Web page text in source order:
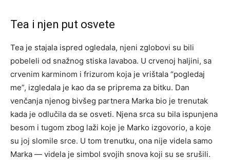
Tea i njen put osvete
Tea je stajala ispred ogledala, njeni zglobovi su bili
pobeleli od snažnog stiska lavaboa. U crvenoj haljini, sa
crvenim karminom i frizurom koja je vrištala “pogledaj
me”, izgledala je kao da se priprema za bitku. Dan
venčanja njenog bivšeg partnera Marka bio je trenutak
kada je odlučila da se osveti. Njena srca su bila ispunjena
besom i tugom zbog laži koje je Marko izgovorio, a koje
su joj slomile srce. U tom trenutku, ona nije videla samo
Marka — videla je simbol svojih snova koji su se srušili.